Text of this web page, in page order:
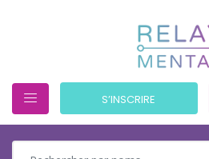
S’INSCRIRE